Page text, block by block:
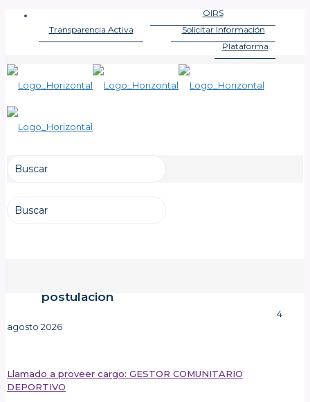
OIRS
Solicitar Información
Transparencia Activa
Plataforma
postulacion
4
agosto 2026
Llamado a proveer cargo: GESTOR COMUNITARIO
DEPORTIVO